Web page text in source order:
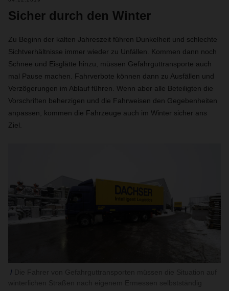
Sicher durch den Winter
Zu Beginn der kalten Jahreszeit führen Dunkelheit und schlechte
Sichtverhältnisse immer wieder zu Unfällen. Kommen dann noch
Schnee und Eisglätte hinzu, müssen Gefahrguttransporte auch
mal Pause machen. Fahrverbote können dann zu Ausfällen und
Verzögerungen im Ablauf führen. Wenn aber alle Beteiligten die
Vorschriften beherzigen und die Fahrweisen den Gegebenheiten
anpassen, kommen die Fahrzeuge auch im Winter sicher ans
Ziel.